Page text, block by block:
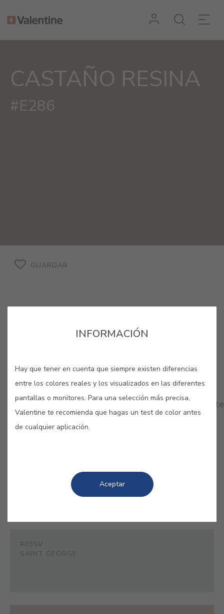
CASTAÑO RESINA
#E286
GUARDAR
COLORES RELACIONADOS
Los colores neutros son una apuesta segura para
pintar nuestras paredes. Déjate sorprender por este
elegante telón de fondo que te sumergirá en una
atmósfera de calma, sosiego y sofisticación.
#035V
SAINT GEORGE
INFORMACIÓN
Hay que tener en cuenta que siempre existen diferencias
entre los colores reales y los visualizados en las diferentes
pantallas o monitores. Para una selección más precisa,
Valentine te recomienda que hagas un test de color antes
de cualquier aplicación.
Aceptar